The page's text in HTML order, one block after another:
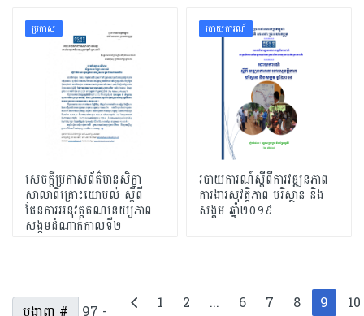
ប្រកាស
សេចក្តីប្រកាសព័ត៌មានសិក្ខា
សាលាពិគ្រោះយោបល់ ស្ពីពី
ផែនការអនុវត្តគណនេយ្យភាព
សង្កមដំណាក់កាលទី២
របាយការណ៍
របាយការណ៍ស្តីពីការវឌ្ឍនភាព
ការងារសុវត្ដិភាព បរិស្ថាន និង
សង្គម ឆ្នាំ២០១៩
1 2 ... 6 7 8 9 10